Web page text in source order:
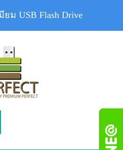
ม USB Flash Drive